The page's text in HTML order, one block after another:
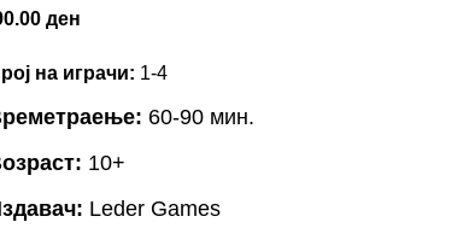
ден
на играчи: 1-4
60-90 мин.
10+
Leder Games